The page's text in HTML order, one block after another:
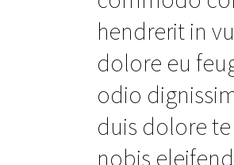
hendrerit in
dolore eu
odio
duis dolore
nobis